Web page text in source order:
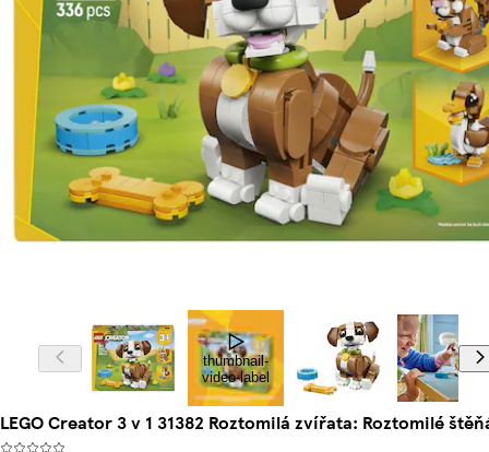
thumbnail-
video-label
LEGO Creator 3 v 1 31382 Roztomilá zvířata: Roztomilé